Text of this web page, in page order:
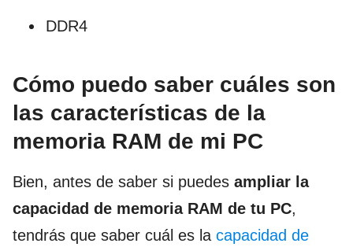
DDR4
Cómo puedo saber cuáles son
las características de la
memoria RAM de mi PC
Bien, antes de saber si puedes ampliar la
capacidad de memoria RAM de tu PC,
tendrás que saber cuál es la capacidad de